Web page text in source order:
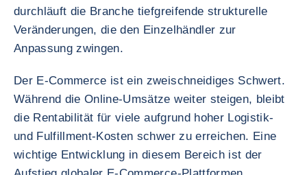
durchläuft die Branche tiefgreifende strukturelle
Veränderungen, die den Einzelhändler zur
Anpassung zwingen.
Der E-Commerce ist ein zweischneidiges Schwert.
Während die Online-Umsätze weiter steigen, bleibt
die Rentabilität für viele aufgrund hoher Logistik-
und Fulfillment-Kosten schwer zu erreichen. Eine
wichtige Entwicklung in diesem Bereich ist der